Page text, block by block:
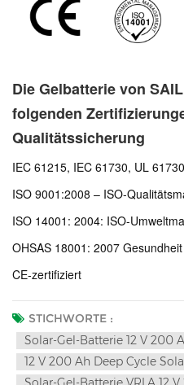
Die Gelbatterie von
folgenden
Qualitätssicherung
IEC 61215, IEC 61730, UL 61730
ISO 9001:2008 – ISO-
ISO 14001: 2004: ISO-
OHSAS 18001: 2007
CE-zertifiziert
STICHWORTE :
Solar-Gel-Batterie 12 V 200
12 V 200 Ah Deep Cycle